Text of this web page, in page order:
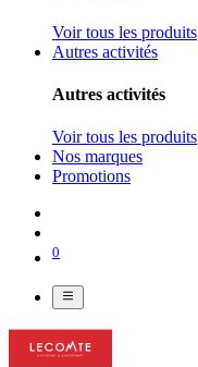
Voir tous les produits
Autres activités
Autres activités
Voir tous les produits
Nos marques
Promotions
0